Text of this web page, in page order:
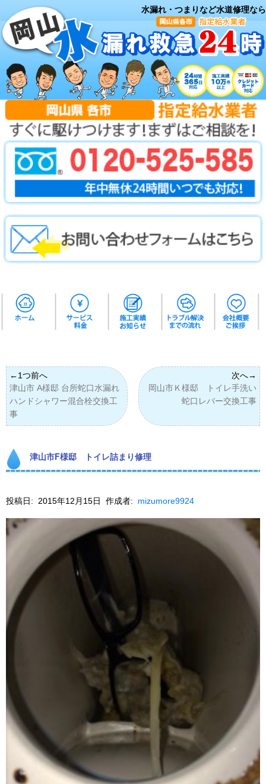
水漏れ・つまりなど水道修理なら
津山市 A様邸 台所蛇口水漏れ
ハンドシャワー混合栓交換工
事
岡山市Ｋ様邸 トイレ手洗い
蛇口レバー交換工事
津山市F様邸 トイレ詰まり修理
投稿日: 2015年12月15日 作成者: mizumore9924